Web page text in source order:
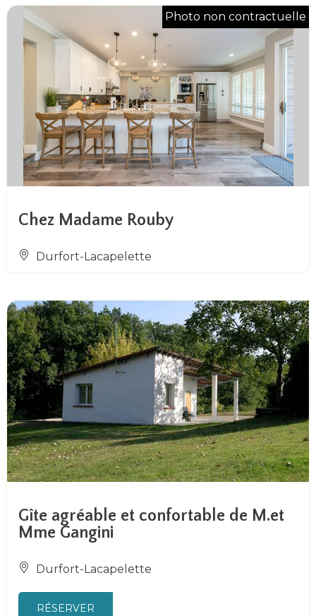
Chez Madame Rouby
Durfort-Lacapelette
Gîte agréable et confortable de M.et
Mme Gangini
Durfort-Lacapelette
RÉSERVER